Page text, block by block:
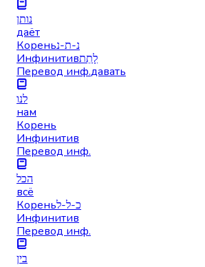
נותן
даёт
Кореньנ-ת-נ
Инфинитивלָתֵת
Перевод инф.давать
לנו
нам
Корень
Инфинитив
Перевод инф.
הכל
всё
Кореньכ-ל-ל
Инфинитив
Перевод инф.
בין